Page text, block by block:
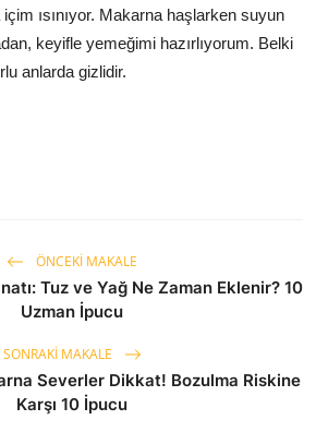
içim ısınıyor. Makarna haşlarken suyun
keyifle yemeğimi hazırlıyorum. Belki
anlarda gizlidir.
ÖNCEKI MAKALE
Tuz ve Yağ Ne Zaman Eklenir? 10
Uzman İpucu
SONRAKI MAKALE
Severler Dikkat! Bozulma Riskine
Karşı 10 İpucu